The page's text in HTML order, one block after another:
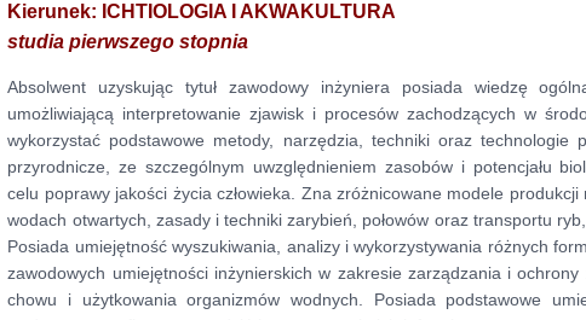
Kierunek: ICHTIOLOGIA I AKWAKULTURA
studia pierwszego stopnia
Absolwent uzyskując tytuł zawodowy inżyniera posiada wiedzę
umożliwiającą interpretowanie zjawisk i procesów zachodzących w
wykorzystać podstawowe metody, narzędzia, techniki oraz technologie
przyrodnicze, ze szczególnym uwzględnieniem zasobów i potencjału
celu poprawy jakości życia człowieka. Zna zróżnicowane modele
wodach otwartych, zasady i techniki zarybień, połowów oraz transportu
Posiada umiejętność wyszukiwania, analizy i wykorzystywania różnych
zawodowych umiejętności inżynierskich w zakresie zarządzania i
chowu i użytkowania organizmów wodnych. Posiada podstawowe